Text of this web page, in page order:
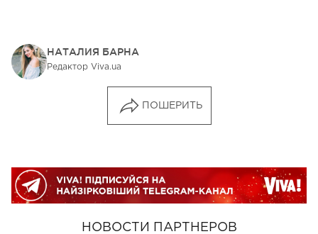
НАТАЛИЯ БАРНА
Редактор Viva.ua
ПОШЕРИТЬ
НОВОСТИ ПАРТНЕРОВ